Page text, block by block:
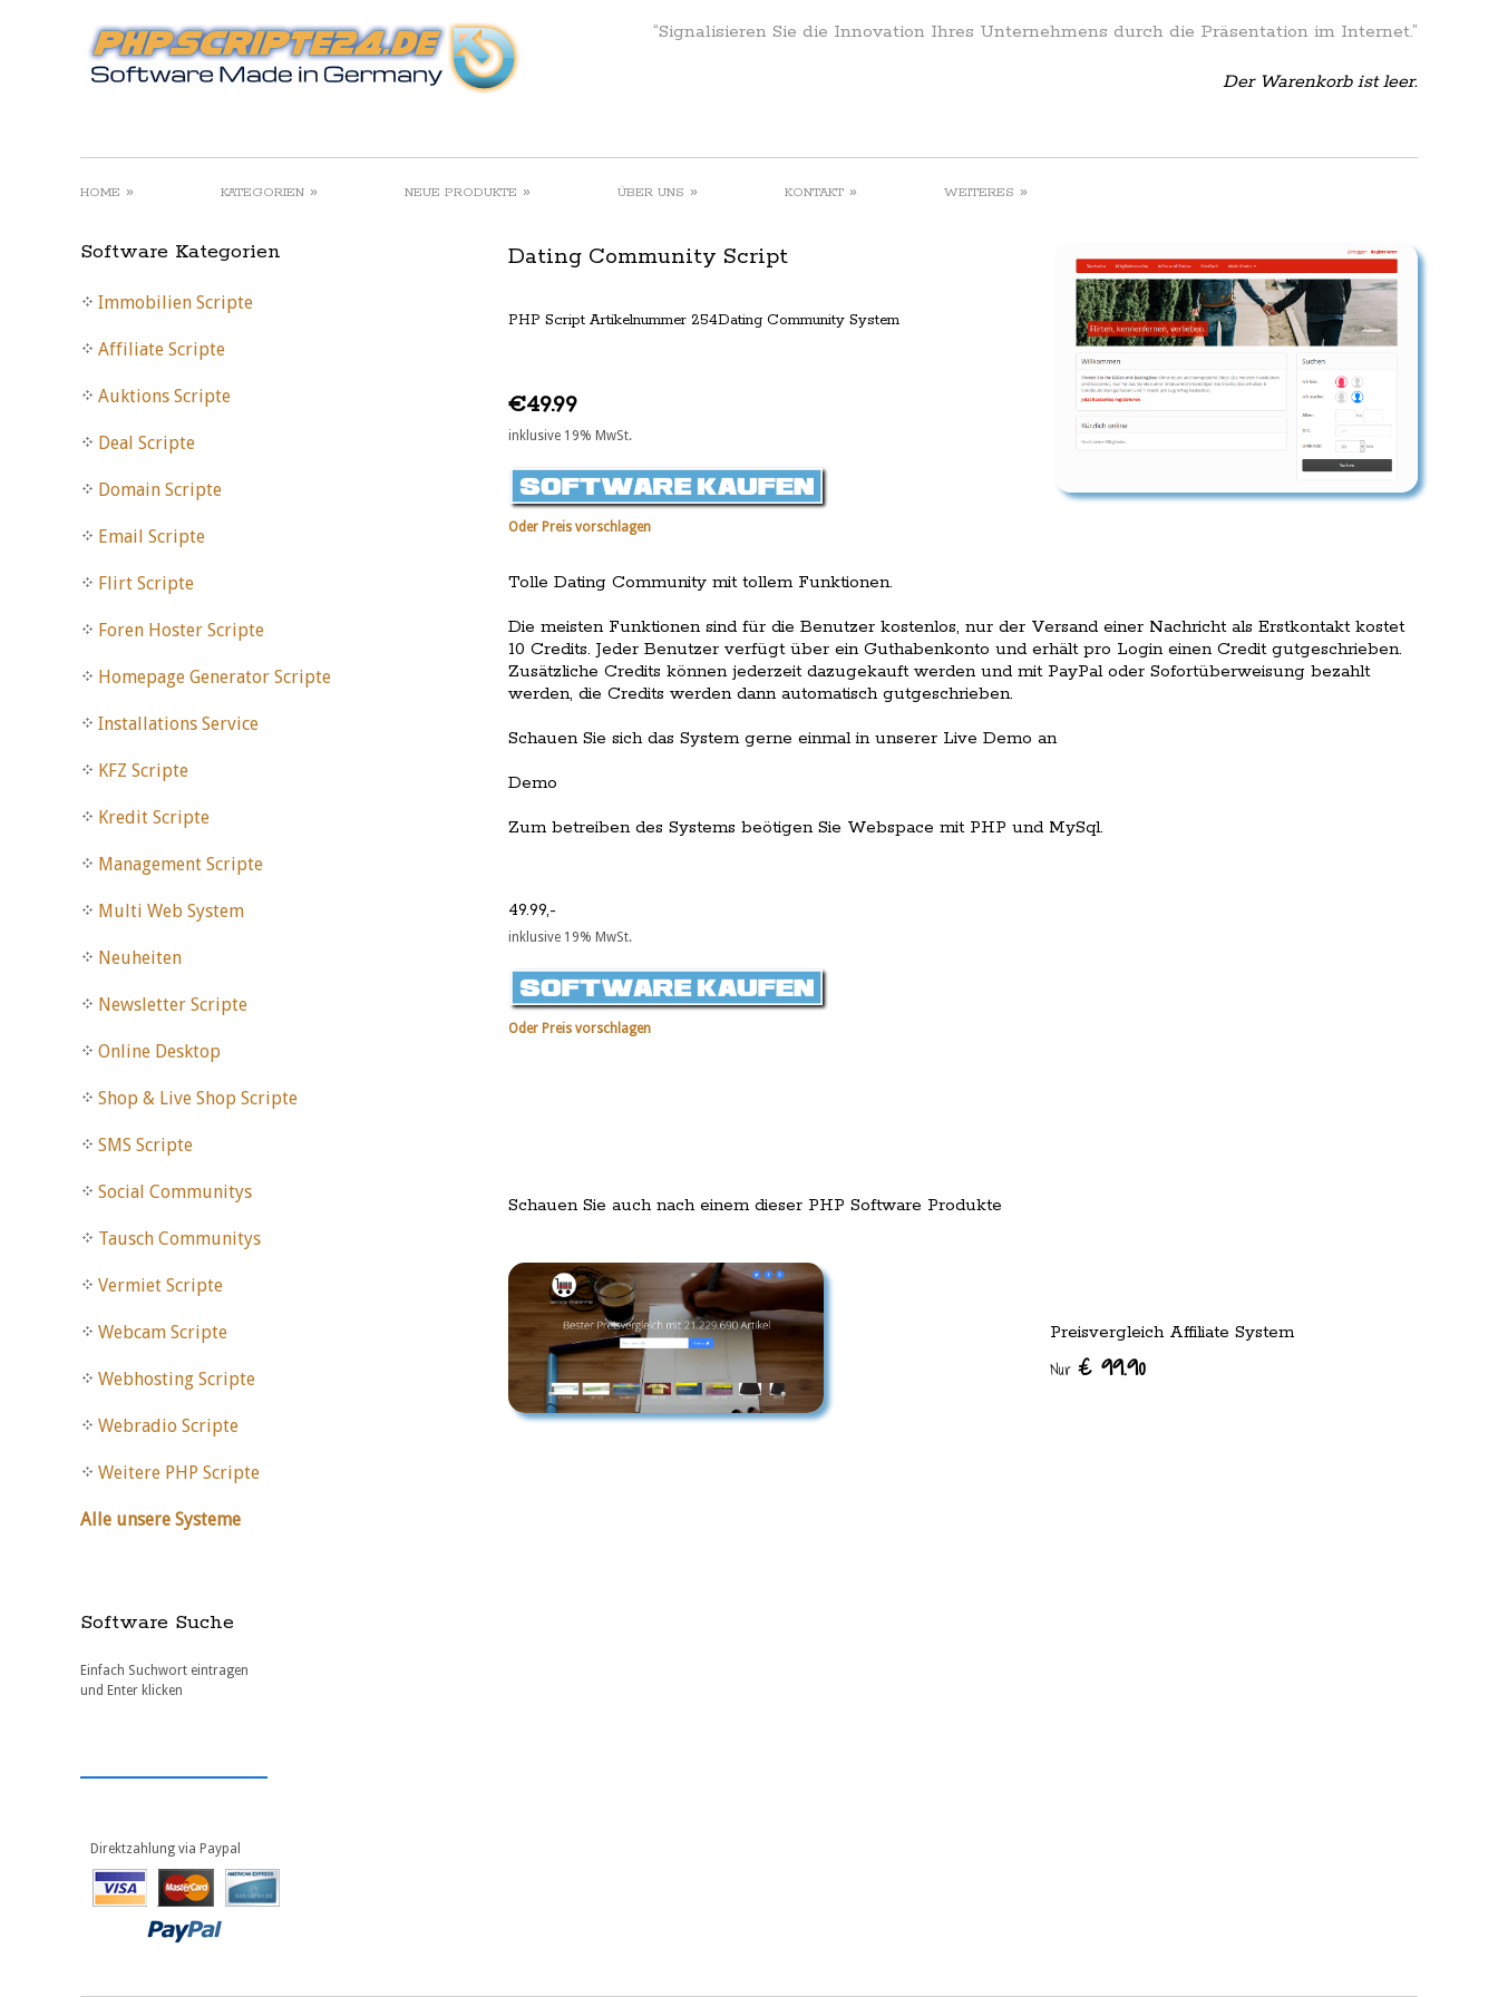
“Signalisieren Sie die Innovation Ihres Unternehmens durch die Präsentation im Internet.”
Der Warenkorb ist leer.
HOME » KATEGORIEN » NEUE PRODUKTE » ÜBER UNS » KONTAKT » WEITERES »
Dating Community Script
PHP Script Artikelnummer 254Dating Community System
€49.99
inklusive 19% MwSt.
Oder Preis vorschlagen
Tolle Dating Community mit tollem Funktionen.
Die meisten Funktionen sind für die Benutzer kostenlos, nur der Versand einer Nachricht als Erstkontakt kostet
10 Credits. Jeder Benutzer verfügt über ein Guthabenkonto und erhält pro Login einen Credit gutgeschrieben.
Zusätzliche Credits können jederzeit dazugekauft werden und mit PayPal oder Sofortüberweisung bezahlt
werden, die Credits werden dann automatisch gutgeschrieben.
Schauen Sie sich das System gerne einmal in unserer Live Demo an
Demo
Zum betreiben des Systems beötigen Sie Webspace mit PHP und MySql.
49.99,-
inklusive 19% MwSt.
Oder Preis vorschlagen
Schauen Sie auch nach einem dieser PHP Software Produkte
Preisvergleich Affiliate System
Nur € 99.90
Software Kategorien
Immobilien Scripte
Affiliate Scripte
Auktions Scripte
Deal Scripte
Domain Scripte
Email Scripte
Flirt Scripte
Foren Hoster Scripte
Homepage Generator Scripte
Installations Service
KFZ Scripte
Kredit Scripte
Management Scripte
Multi Web System
Neuheiten
Newsletter Scripte
Online Desktop
Shop & Live Shop Scripte
SMS Scripte
Social Communitys
Tausch Communitys
Vermiet Scripte
Webcam Scripte
Webhosting Scripte
Webradio Scripte
Weitere PHP Scripte
Alle unsere Systeme
Software Suche
Einfach Suchwort eintragen
und Enter klicken
Direktzahlung via Paypal